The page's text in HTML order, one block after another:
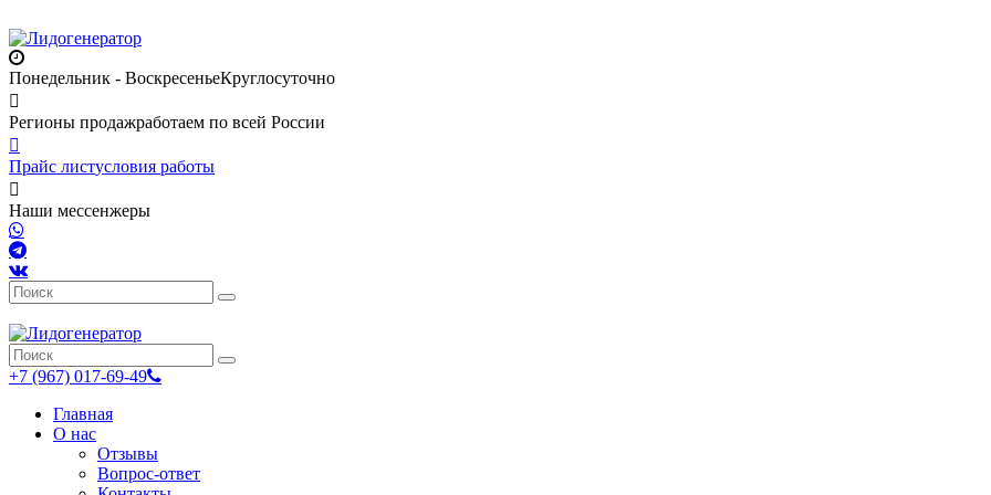
Понедельник - ВоскресеньеКруглосуточно
Регионы продажработаем по всей России
Прайс листусловия работы
Наши мессенжеры
+7 (967) 017-69-49
Главная
О нас
Отзывы
Вопрос-ответ